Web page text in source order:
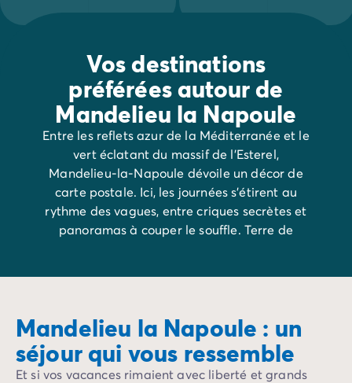
Vos destinations
préférées autour de
Mandelieu la Napoule
Entre les reflets azur de la Méditerranée et le
vert éclatant du massif de l’Esterel,
Mandelieu-la-Napoule dévoile un décor de
carte postale. Ici, les journées s’étirent au
rythme des vagues, entre criques secrètes et
panoramas à couper le souffle. Terre de
Mandelieu la Napoule : un
séjour qui vous ressemble
Et si vos vacances rimaient avec liberté et grands